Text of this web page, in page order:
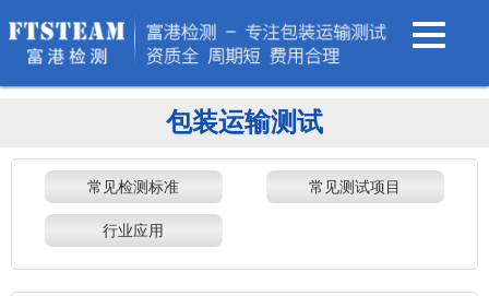
包装运输测试
常见检测标准 常见测试项目
行业应用